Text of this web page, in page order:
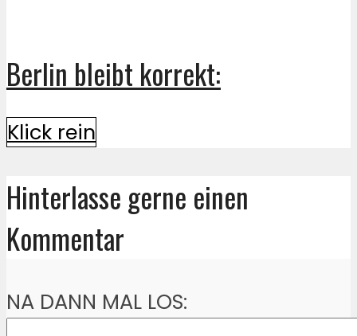
Berlin bleibt korrekt:
Klick rein
Hinterlasse gerne einen
Kommentar
NA DANN MAL LOS: